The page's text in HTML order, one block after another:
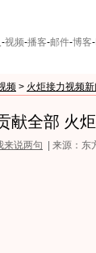
-视频-播客-邮件-博客-
频 > 火炬接力视频新
献全部 火
来说两句
| 来源：东